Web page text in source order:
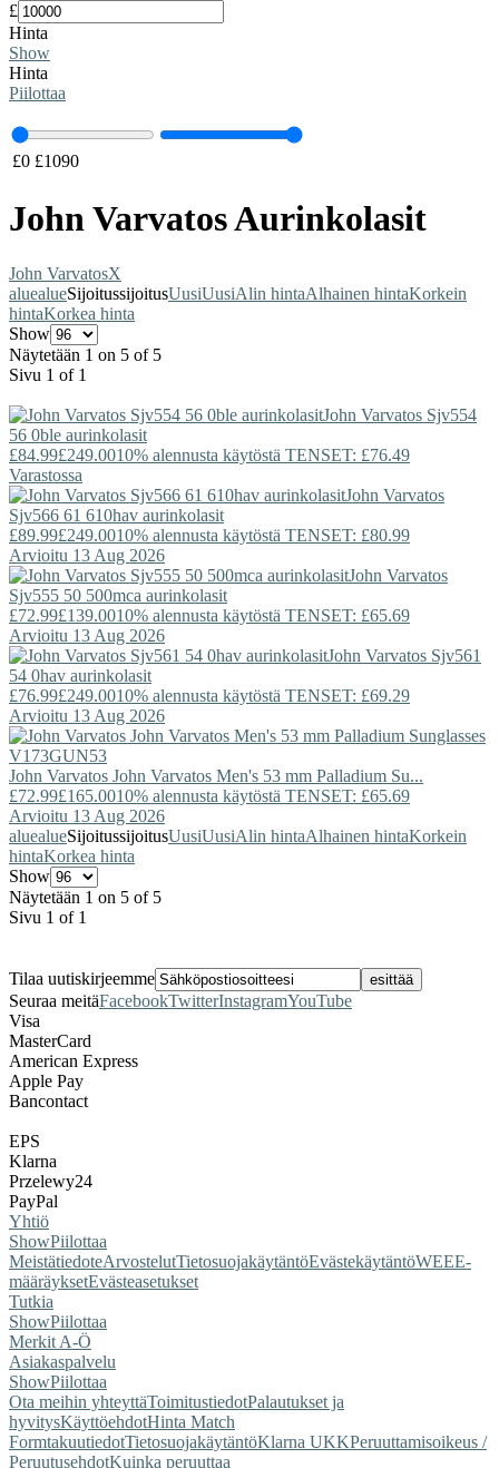
£
Hinta
Show
Hinta
Piilottaa
£0 £1090
John Varvatos Aurinkolasit
John VarvatosX
aluealueSijoitussijoitusUusiUusiAlin hintaAlhainen hintaKorkein
hintaKorkea hinta
Show
Näytetään 1 on 5 of 5
Sivu 1 of 1
John Varvatos Sjv554
56 0ble aurinkolasit
£84.99£249.0010% alennusta käytöstä TENSET: £76.49
Varastossa
John Varvatos
Sjv566 61 610hav aurinkolasit
£89.99£249.0010% alennusta käytöstä TENSET: £80.99
Arvioitu 13 Aug 2026
John Varvatos
Sjv555 50 500mca aurinkolasit
£72.99£139.0010% alennusta käytöstä TENSET: £65.69
Arvioitu 13 Aug 2026
John Varvatos Sjv561
54 0hav aurinkolasit
£76.99£249.0010% alennusta käytöstä TENSET: £69.29
Arvioitu 13 Aug 2026
John Varvatos John Varvatos Men's 53 mm Palladium Su...
£72.99£165.0010% alennusta käytöstä TENSET: £65.69
Arvioitu 13 Aug 2026
aluealueSijoitussijoitusUusiUusiAlin hintaAlhainen hintaKorkein
hintaKorkea hinta
Show
Näytetään 1 on 5 of 5
Sivu 1 of 1
Tilaa uutiskirjeemme
Seuraa meitäFacebookTwitterInstagramYouTube
Visa
MasterCard
American Express
Apple Pay
Bancontact
EPS
Klarna
Przelewy24
PayPal
Yhtiö
ShowPiilottaa
MeistätiedoteArvostelutTietosuojakäytäntöEvästekäytäntöWEEE-
määräyksetEvästeasetukset
Tutkia
ShowPiilottaa
Merkit A-Ö
Asiakaspalvelu
ShowPiilottaa
Ota meihin yhteyttäToimitustiedotPalautukset ja
hyvitysKäyttöehdotHinta Match
FormtakuutiedotTietosuojakäytäntöKlarna UKKPeruuttamisoikeus /
PeruutusehdotKuinka peruuttaa